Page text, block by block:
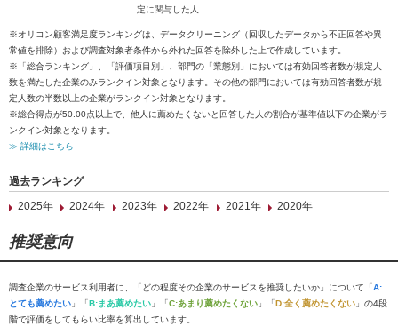
定に関与した人
※オリコン顧客満足度ランキングは、データクリーニング（回収したデータから不正回答や異
常値を排除）および調査対象者条件から外れた回答を除外した上で作成しています。
※「総合ランキング」、「評価項目別」、部門の「業態別」においては有効回答者数が規定人
数を満たした企業のみランクイン対象となります。その他の部門においては有効回答者数が規
定人数の半数以上の企業がランクイン対象となります。
※総合得点が50.00点以上で、他人に薦めたくないと回答した人の割合が基準値以下の企業がラ
ンクイン対象となります。
≫ 詳細はこちら
過去ランキング
2025年
2024年 2023年 2022年 2021年 2020年
推奨意向
調査企業のサービス利用者に、「どの程度その企業のサービスを推奨したいか」について「A:
とても薦めたい 」「B:まあ薦めたい 」「C:あまり薦めたくない 」「D:全く薦めたくない 」の4段
階で評価をしてもらい比率を算出しています。